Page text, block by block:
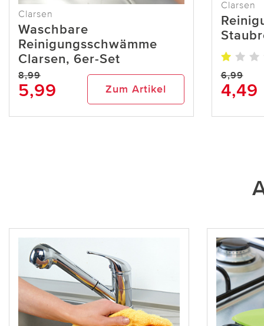
Clarsen
Waschbare
Reinigungsschwämme
Clarsen, 6er-Set
8,99
5,99 Zum Artikel
Clarsen
6,99
4,49